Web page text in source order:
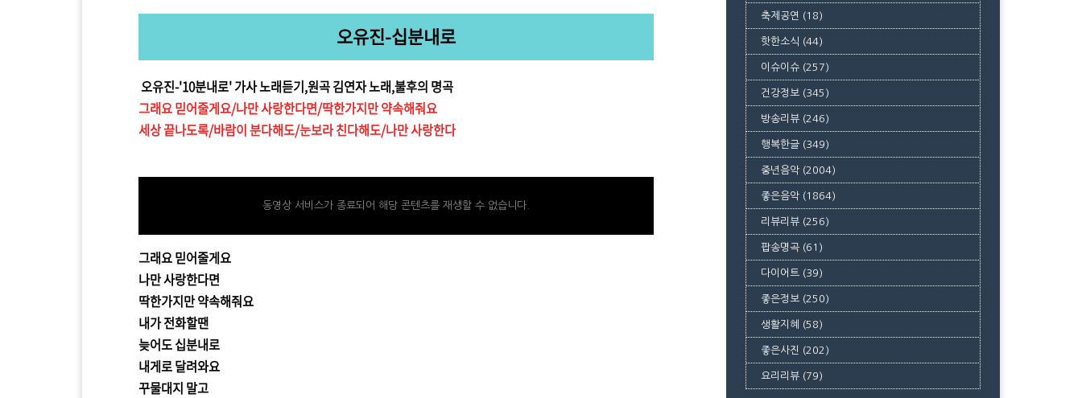
오유진-십분내로
오유진-'10분내로' 가사 노래듣기,원곡 김연자 노래,불후의 명곡
그래요 믿어줄게요/나만 사랑한다면/딱한가지만 약속해줘요
세상 끝나도록/바람이 분다해도/눈보라 친다해도/나만 사랑한다
동영상 서비스가 종료되어 해당 콘텐츠를 재생할 수 없습니다.
그래요 믿어줄게요
나만 사랑한다면
딱한가지만 약속해줘요
내가 전화할땐
늦어도 십분내로
내게로 달려와요
꾸물대지 말고
축제공연 (18)
핫한소식 (44)
이슈이슈 (257)
건강정보 (345)
방송리뷰 (246)
행복한글 (349)
중년음악 (2004)
좋은음악 (1864)
리뷰리뷰 (256)
팝송명곡 (61)
다이어트 (39)
좋은정보 (250)
생활지혜 (58)
좋은사진 (202)
요리리뷰 (79)